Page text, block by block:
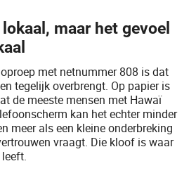
maar het gevoel
met netnummer 808 is dat
tegelijk overbrengt. Op papier is
de meeste mensen met Hawaï
kan het echter minder
meer als een kleine onderbreking
vraagt. Die kloof is waar